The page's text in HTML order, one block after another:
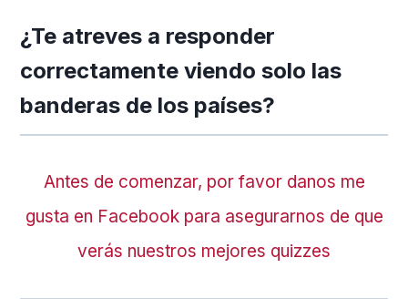
¿Te atreves a responder
correctamente viendo solo las
banderas de los países?
Antes de comenzar, por favor danos me
gusta en Facebook para asegurarnos de que
verás nuestros mejores quizzes